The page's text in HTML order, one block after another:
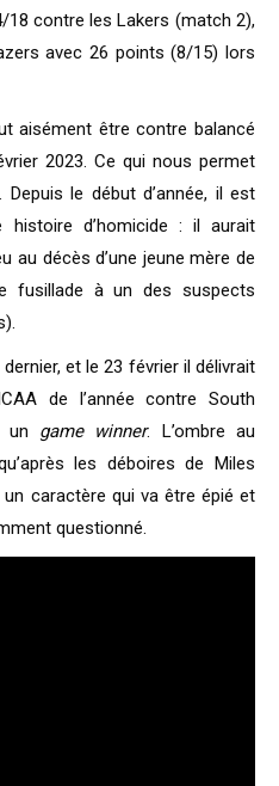
contre les Lakers (match 2),
avec 26 points (8/15) lors
aisément être contre balancé
2023. Ce qui nous permet
Depuis le début d’année, il est
histoire d’homicide : il aurait
au décès d’une jeune mère de
fusillade à un des suspects
et le 23 février il délivrait
de l’année contre South
un game winner. L’ombre au
les déboires de Miles
caractère qui va être épié et
questionné.